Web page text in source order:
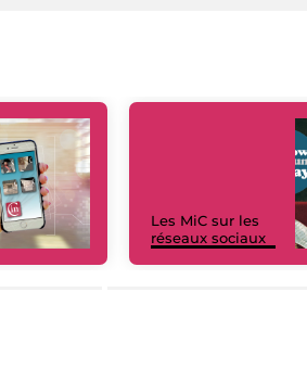
Les MiC sur les
réseaux sociaux